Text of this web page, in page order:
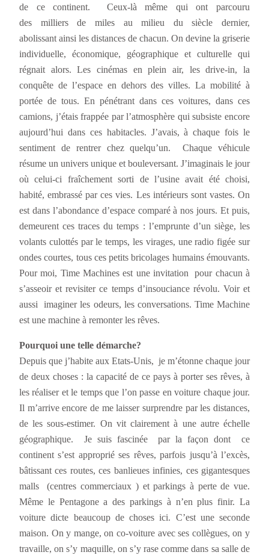
de ce continent. Ceux-là même qui ont parcouru
des milliers de miles au milieu du siècle dernier,
abolissant ainsi les distances de chacun. On devine la griserie
individuelle, économique, géographique et culturelle qui
régnait alors. Les cinémas en plein air, les drive-in, la
conquête de l’espace en dehors des villes. La mobilité à
portée de tous. En pénétrant dans ces voitures, dans ces
camions, j’étais frappée par l’atmosphère qui subsiste encore
aujourd’hui dans ces habitacles. J’avais, à chaque fois le
sentiment de rentrer chez quelqu’un. Chaque véhicule
résume un univers unique et bouleversant. J’imaginais le jour
où celui-ci fraîchement sorti de l’usine avait été choisi,
habité, embrassé par ces vies. Les intérieurs sont vastes. On
est dans l’abondance d’espace comparé à nos jours. Et puis,
demeurent ces traces du temps : l’emprunte d’un siège, les
volants culottés par le temps, les virages, une radio figée sur
ondes courtes, tous ces petits bricolages humains émouvants.
Pour moi, Time Machines est une invitation pour chacun à
s’asseoir et revisiter ce temps d’insouciance révolu. Voir et
aussi imaginer les odeurs, les conversations. Time Machine
est une machine à remonter les rêves.
Pourquoi une telle démarche?
Depuis que j’habite aux Etats-Unis, je m’étonne chaque jour
de deux choses : la capacité de ce pays à porter ses rêves, à
les réaliser et le temps que l’on passe en voiture chaque jour.
Il m’arrive encore de me laisser surprendre par les distances,
de les sous-estimer. On vit clairement à une autre échelle
géographique. Je suis fascinée par la façon dont ce
continent s’est approprié ses rêves, parfois jusqu’à l’excès,
bâtissant ces routes, ces banlieues infinies, ces gigantesques
malls (centres commerciaux ) et parkings à perte de vue.
Même le Pentagone a des parkings à n’en plus finir. La
voiture dicte beaucoup de choses ici. C’est une seconde
maison. On y mange, on co-voiture avec ses collègues, on y
travaille, on s’y maquille, on s’y rase comme dans sa salle de